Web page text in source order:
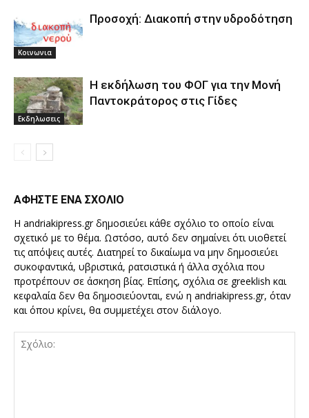
Κοινωνια
Προσοχή: Διακοπή στην υδροδότηση
Εκδηλωσεις
Η εκδήλωση του ΦΟΓ για την Μονή
Παντοκράτορος στις Γίδες
ΑΦΗΣΤΕ ΕΝΑ ΣΧΟΛΙΟ
Η andriakipress.gr δημοσιεύει κάθε σχόλιο το οποίο είναι
σχετικό με το θέμα. Ωστόσο, αυτό δεν σημαίνει ότι υιοθετεί
τις απόψεις αυτές. Διατηρεί το δικαίωμα να μην δημοσιεύει
συκοφαντικά, υβριστικά, ρατσιστικά ή άλλα σχόλια που
προτρέπουν σε άσκηση βίας. Επίσης, σχόλια σε greeklish και
κεφαλαία δεν θα δημοσιεύονται, ενώ η andriakipress.gr, όταν
και όπου κρίνει, θα συμμετέχει στον διάλογο.